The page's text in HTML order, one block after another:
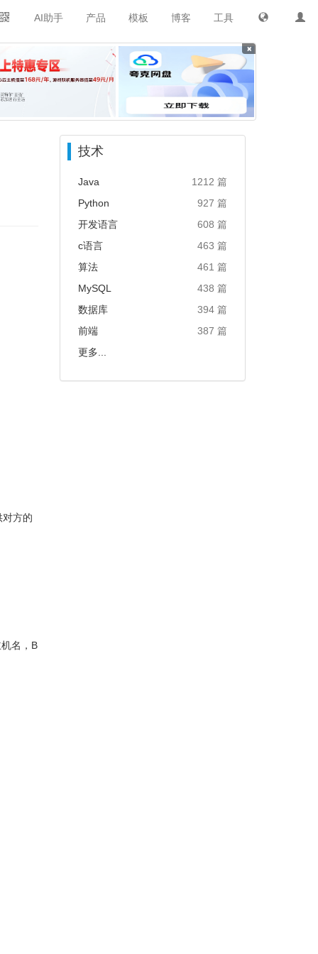
工具
博客
模板
产品
AI助手
×
方的
名，B
技术
Java
1212 篇
Python
927 篇
开发语言
608 篇
c语言
463 篇
算法
461 篇
MySQL
438 篇
数据库
394 篇
前端
387 篇
更多...